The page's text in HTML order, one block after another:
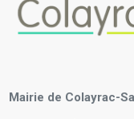
Mairie de Colayrac-